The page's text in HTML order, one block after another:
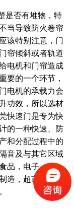
是否有堆物，特
当导致防火卷帘
该特别注意，门
帘倾斜或者轨道
电机和门帘造成
要的一个环节，
电机的承载力会
功效，所以选材
快速门是专为快
的一种快速、防
和分配过程中的
音及与其它区域
品，电子，卷
造，超市及其它